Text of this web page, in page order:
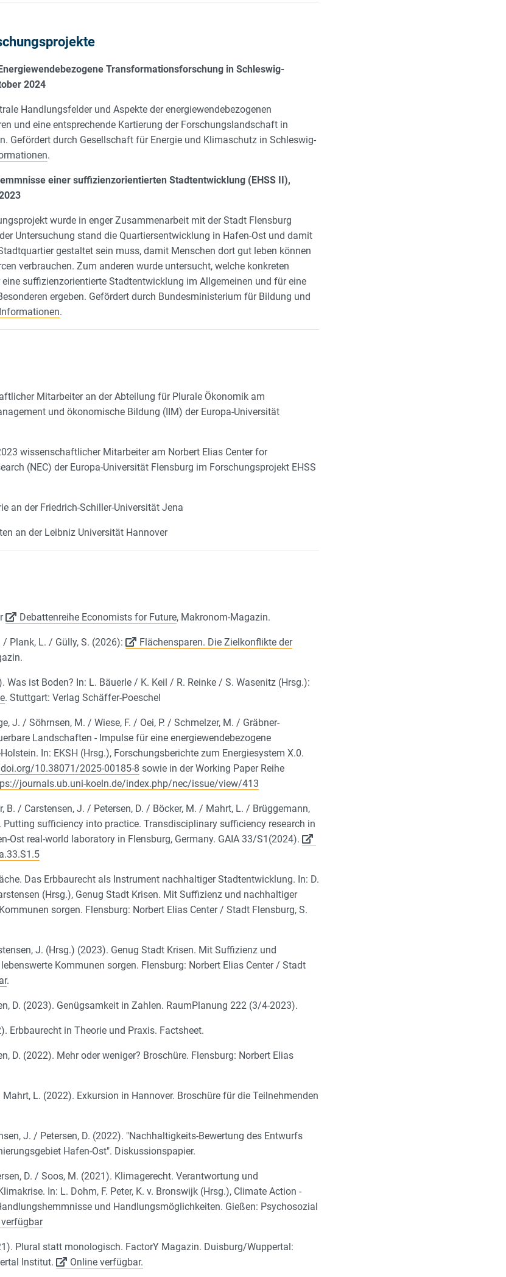
Transformationsforschung in Schleswig-
2024
Handlungsfelder und Aspekte der energiewendebezogenen
und eine entsprechende Kartierung der Forschungslandschaft in
Gefördert durch Gesellschaft für Energie und Klimaschutz in Schleswig-
.
einer suffizienzorientierten Stadtentwicklung (EHSS II),
wurde in enger Zusammenarbeit mit der Stadt Flensburg
Untersuchung stand die Quartiersentwicklung in Hafen-Ost und damit
gestaltet sein muss, damit Menschen dort gut leben können
verbrauchen. Zum anderen wurde untersucht, welche konkreten
suffizienzorientierte Stadtentwicklung im Allgemeinen und für eine
ergeben. Gefördert durch Bundesministerium für Bildung und
.
Mitarbeiter an der Abteilung für Plurale Ökonomik am
und ökonomische Bildung (IIM) der Europa-Universität
wissenschaftlicher Mitarbeiter am Norbert Elias Center for
(NEC) der Europa-Universität Flensburg im Forschungsprojekt EHSS
an der Friedrich-Schiller-Universität Jena
an der Leibniz Universität Hannover
Debattenreihe Economists for Future, Makronom-Magazin.
/ Plank, L. / Gülly, S. (2026):
Flächensparen. Die Zielkonflikte der
Was ist Boden? In: L. Bäuerle / K. Keil / R. Reinke / S. Wasenitz (Hrsg.):
. Stuttgart: Verlag Schäffer-Poeschel
J. / Söhrnsen, M. / Wiese, F. / Oei, P. / Schmelzer, M. / Gräbner-
Landschaften - Impulse für eine energiewendebezogene
In: EKSH (Hrsg.), Forschungsberichte zum Energiesystem X.0.
10.38071/2025-00185-8 sowie in der Working Paper Reihe
journals.ub.uni-koeln.de/index.php/nec/issue/view/413
B. / Carstensen, J. / Petersen, D. / Böcker, M. / Mahrt, L. / Brüggemann,
Putting sufficiency into practice. Transdisciplinary sufficiency research in
Ost real-world laboratory in Flensburg, Germany. GAIA 33/S1(2024).
Das Erbbaurecht als Instrument nachhaltiger Stadtentwicklung. In: D.
(Hrsg.), Genug Stadt Krisen. Mit Suffizienz und nachhaltiger
sorgen. Flensburg: Norbert Elias Center / Stadt Flensburg, S.
J. (Hrsg.) (2023). Genug Stadt Krisen. Mit Suffizienz und
Kommunen sorgen. Flensburg: Norbert Elias Center / Stadt
.
D. (2023). Genügsamkeit in Zahlen. RaumPlanung 222 (3/4-2023).
Erbbaurecht in Theorie und Praxis. Factsheet.
D. (2022). Mehr oder weniger? Broschüre. Flensburg: Norbert Elias
L. (2022). Exkursion in Hannover. Broschüre für die Teilnehmenden
J. / Petersen, D. (2022). "Nachhaltigkeits-Bewertung des Entwurfs
Hafen-Ost". Diskussionspapier.
D. / Soos, M. (2021). Klimagerecht. Verantwortung und
In: L. Dohm, F. Peter, K. v. Bronswijk (Hrsg.), Climate Action -
und Handlungsmöglichkeiten. Gießen: Psychosozial
Plural statt monologisch. FactorY Magazin. Duisburg/Wuppertal:
Institut.
Online verfügbar.